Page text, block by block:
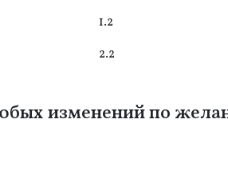
1.2
2.2
изменений по